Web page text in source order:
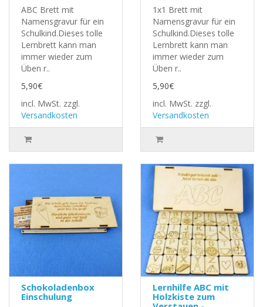
ABC Brett mit
Namensgravur für ein
Schulkind.Dieses tolle
Lernbrett kann man
immer wieder zum
Üben r..
5,90€
incl. MwSt. zzgl.
Versandkosten
1x1 Brett mit
Namensgravur für ein
Schulkind.Dieses tolle
Lernbrett kann man
immer wieder zum
Üben r..
5,90€
incl. MwSt. zzgl.
Versandkosten
Schokoladenbox
Einschulung
Lernhilfe ABC mit
Holzkiste zum